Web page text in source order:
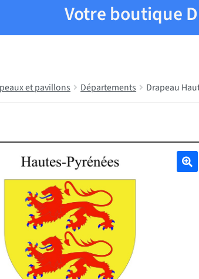
Votre boutique
et pavillons Départements Drapeau